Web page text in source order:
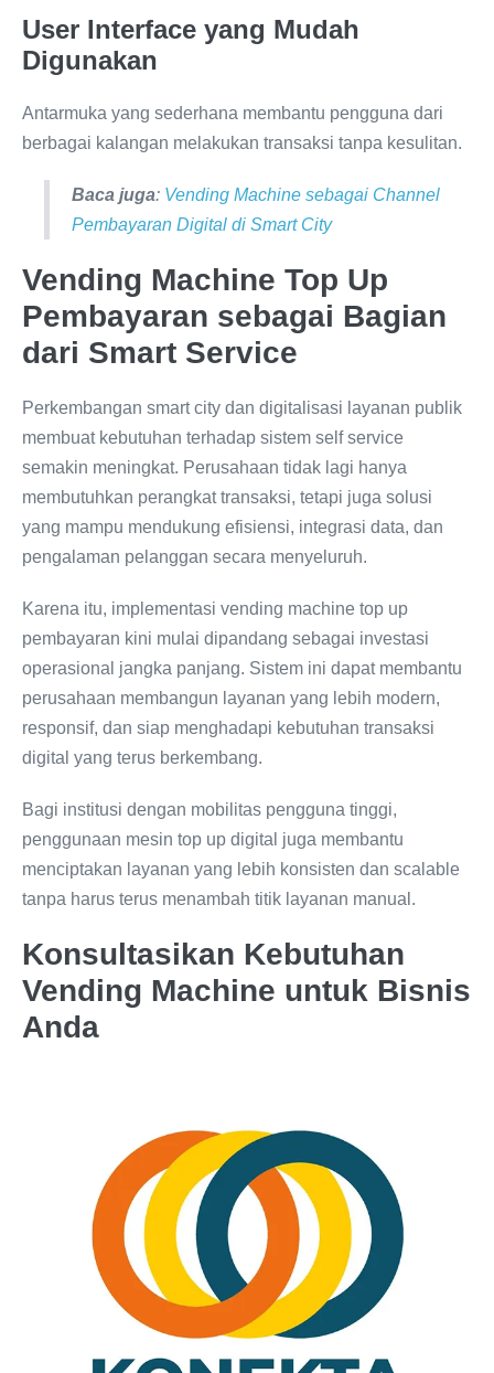
User Interface yang Mudah
Digunakan
Antarmuka yang sederhana membantu pengguna dari
berbagai kalangan melakukan transaksi tanpa kesulitan.
Baca juga: Vending Machine sebagai Channel
Pembayaran Digital di Smart City
Vending Machine Top Up
Pembayaran sebagai Bagian
dari Smart Service
Perkembangan smart city dan digitalisasi layanan publik
membuat kebutuhan terhadap sistem self service
semakin meningkat. Perusahaan tidak lagi hanya
membutuhkan perangkat transaksi, tetapi juga solusi
yang mampu mendukung efisiensi, integrasi data, dan
pengalaman pelanggan secara menyeluruh.
Karena itu, implementasi vending machine top up
pembayaran kini mulai dipandang sebagai investasi
operasional jangka panjang. Sistem ini dapat membantu
perusahaan membangun layanan yang lebih modern,
responsif, dan siap menghadapi kebutuhan transaksi
digital yang terus berkembang.
Bagi institusi dengan mobilitas pengguna tinggi,
penggunaan mesin top up digital juga membantu
menciptakan layanan yang lebih konsisten dan scalable
tanpa harus terus menambah titik layanan manual.
Konsultasikan Kebutuhan
Vending Machine untuk Bisnis
Anda